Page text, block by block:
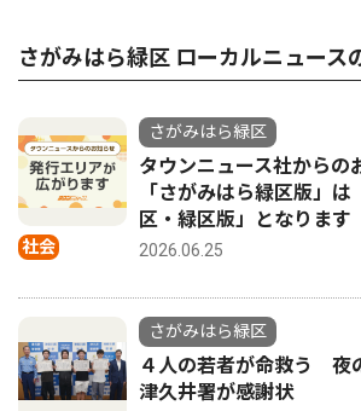
さがみはら緑区 ローカルニュース
社会
さがみはら緑区
タウンニュース社から
「さがみはら緑区版」
区・緑区版」となります
2026.06.25
さがみはら緑区
４人の若者が命救う 夜
津久井署が感謝状